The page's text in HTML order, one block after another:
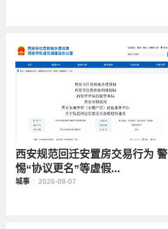
西安规范回迁安置房交易行为 警
惕“协议更名”等虚假...
城事 2026-08-07